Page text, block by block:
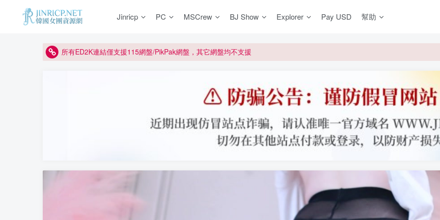
Jinricp PC MSCrew BJ Show Explorer Pay USD 幫助
正版宣告: 警惕盜版網站冒充 Jinricp.net [20260605更新]
所有ED2K連結僅支援115網盤/PikPak網盤，其它網盤均不支援
正版宣告: 警惕盜版網站冒充 Jinricp.net [20260605更新]